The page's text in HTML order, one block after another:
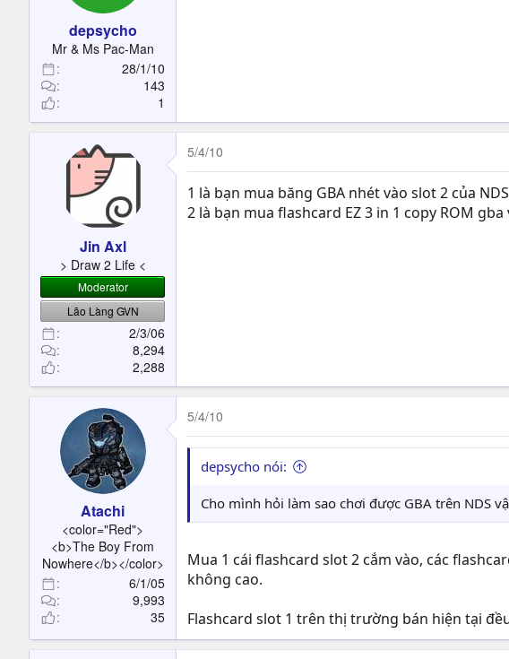
depsycho
Mr & Ms Pac-Man
28/1/10
143
1
Jin Axl
> Draw 2 Life <
Moderator
Lão Làng GVN
2/3/06
8,294
2,288
5/4/10
1 là bạn mua băng GBA nhét vào slot 2 của NDS
2 là bạn mua flashcard EZ 3 in 1 copy ROM gba
Atachi
<color="Red">
<b>The Boy From
Nowhere</b></color>
6/1/05
9,993
35
5/4/10
depsycho nói:
Cho mình hỏi làm sao chơi được GBA trên NDS
Mua 1 cái flashcard slot 2 cắm vào, các
không cao.
Flashcard slot 1 trên thị trường bán hiện tại